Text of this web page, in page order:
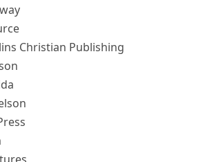
Christian Publishing